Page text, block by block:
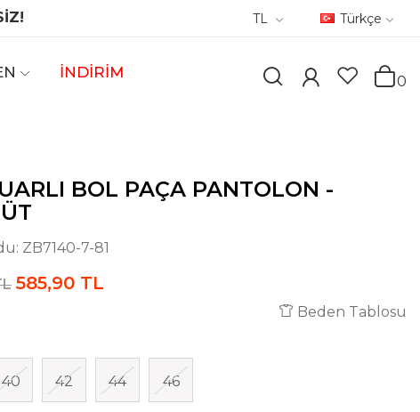
TL Türkçe
İNDİRİM
0
BOL PAÇA PANTOLON -
ZB7140-7-81
585,90 TL
Beden Tablosu
40 42 44 46